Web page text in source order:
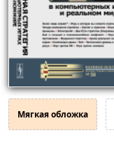
Мягкая обложка